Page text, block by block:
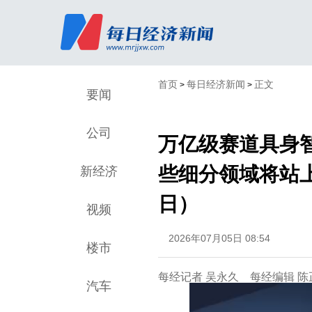
要闻
公司
新经济
视频
楼市
汽车
首页 > 每日经济新闻 > 正文
万亿级赛道具身
些细分领域将站
日）
2026年07月05日 08:54
每经记者 吴永久 每经编辑